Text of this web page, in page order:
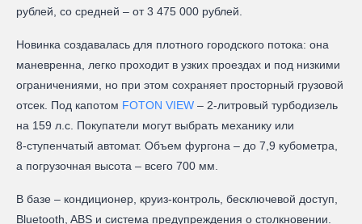
рублей, со средней – от 3 475 000 рублей.
Новинка создавалась для плотного городского потока: она
маневренна, легко проходит в узких проездах и под низкими
ограничениями, но при этом сохраняет просторный грузовой
отсек. Под капотом FOTON VIEW – 2‑литровый турбодизель
на 159 л.с. Покупатели могут выбрать механику или
8‑ступенчатый автомат. Объем фургона – до 7,9 кубометра,
а погрузочная высота – всего 700 мм.
В базе – кондиционер, круиз-контроль, бесключевой доступ,
Bluetooth, ABS и система предупреждения о столкновении.